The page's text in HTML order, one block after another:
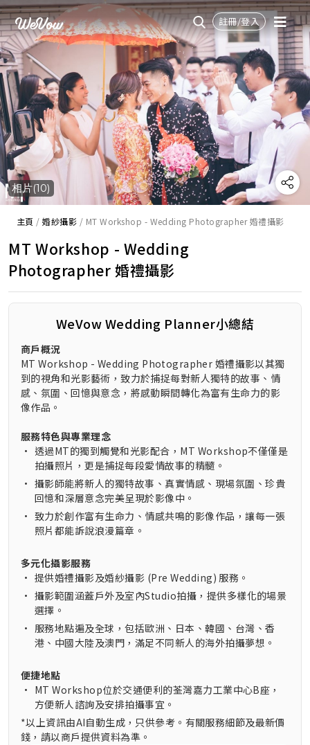
註冊/登入
相片(10)
主頁 /婚紗攝影 / MT Workshop - Wedding Photographer 婚禮攝影
MT Workshop - Wedding
Photographer 婚禮攝影
WeVow Wedding Planner小總結
商戶概況
MT Workshop - Wedding Photographer 婚禮攝影以其獨
到的視角和光影藝術，致力於捕捉每對新人獨特的故事、情
感、氛圍、回憶與意念，將感動瞬間轉化為富有生命力的影
像作品。
服務特色與專業理念
• 透過MT的獨到觸覺和光影配合，MT Workshop不僅僅是
拍攝照片，更是捕捉每段愛情故事的精髓。
• 攝影師能將新人的獨特故事、真實情感、現場氛圍、珍貴
回憶和深層意念完美呈現於影像中。
• 致力於創作富有生命力、情感共鳴的影像作品，讓每一張
照片都能訴說浪漫篇章。
多元化攝影服務
• 提供婚禮攝影及婚紗攝影 (Pre Wedding) 服務。
• 攝影範圍涵蓋戶外及室內Studio拍攝，提供多樣化的場景
選擇。
• 服務地點遍及全球，包括歐洲、日本、韓國、台灣、香
港、中國大陸及澳門，滿足不同新人的海外拍攝夢想。
便捷地點
• MT Workshop位於交通便利的荃灣嘉力工業中心B座，
方便新人諮詢及安排拍攝事宜。
*以上資訊由AI自動生成，只供參考。有關服務細節及最新價
錢，請以商戶提供資料為準。